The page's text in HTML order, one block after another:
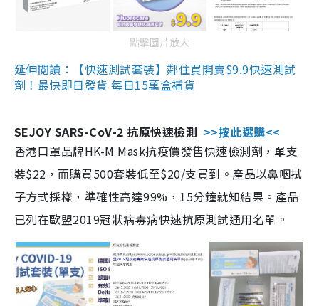
點擊圖片放大
延伸閱讀：【快速測試套裝】鄰住買開賣$9.9快速測試
劑！最快即日發貨 每日15萬盒補貨
SEJOY SARS-CoV-2 抗原快速檢測 >>按此選購<<
香港口罩品牌HK-M Mask抗疫價發售快速檢測劑，單支
裝$22，而購買500套裝低至$20/支買到。產品以鼻咽拭
子方式採樣，準確性高達99%，15分鐘就知結果。產品
已列在歐盟2019冠狀病毒病快速抗原測試通用名單。